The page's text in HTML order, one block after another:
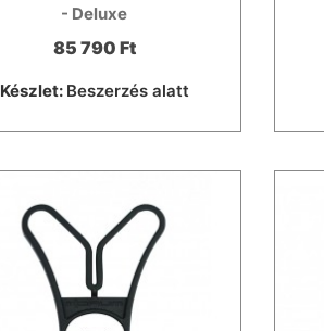
- Deluxe
85 790 Ft
Készlet: Beszerzés alatt